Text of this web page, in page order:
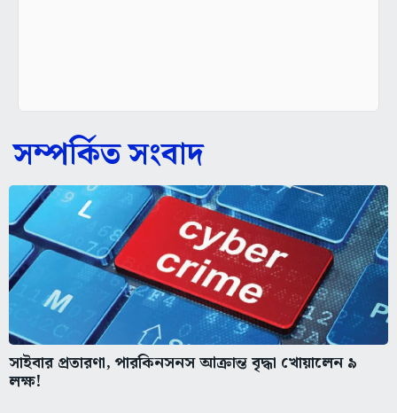
সম্পর্কিত সংবাদ
সাইবার প্রতারণা, পারকিনসনস আক্রান্ত বৃদ্ধা খোয়ালেন ৯
লক্ষ!